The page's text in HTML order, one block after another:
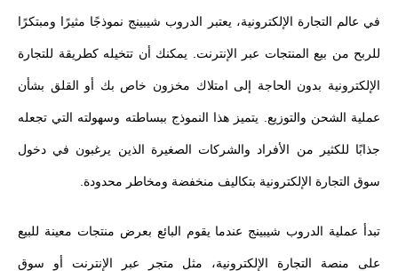
في عالم التجارة الإلكترونية، يعتبر الدروب شيبينج نموذجًا مثيرًا ومبتكرًا
للربح من بيع المنتجات عبر الإنترنت. يمكنك أن تتخيله كطريقة للتجارة
الإلكترونية بدون الحاجة إلى امتلاك مخزون خاص بك أو القلق بشأن
عملية الشحن والتوزيع. يتميز هذا النموذج ببساطته وسهولته التي تجعله
جذابًا للكثير من الأفراد والشركات الصغيرة الذين يرغبون في دخول
سوق التجارة الإلكترونية بتكاليف منخفضة ومخاطر محدودة.
تبدأ عملية الدروب شيبينج عندما يقوم البائع بعرض منتجات معينة للبيع
على منصة التجارة الإلكترونية، مثل متجر عبر الإنترنت أو سوق